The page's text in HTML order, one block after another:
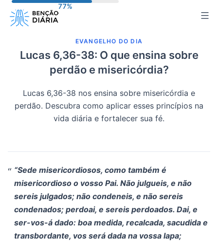
para
conteúdo
EVANGELHO DO DIA
Lucas 6,36-38: O que ensina sobre
perdão e misericórdia?
Lucas 6,36-38 nos ensina sobre misericórdia e
perdão. Descubra como aplicar esses princípios na
vida diária e fortalecer sua fé.
“Sede misericordiosos, como também é
misericordioso o vosso Pai. Não julgueis, e não
sereis julgados; não condeneis, e não sereis
condenados; perdoai, e sereis perdoados. Dai, e
ser-vos-á dado: boa medida, recalcada, sacudida e
transbordante, vos será dada na vossa lapa;